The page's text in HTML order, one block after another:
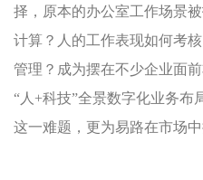
择，原本的办公室工作场景
计算？人的工作表现如何考
管理？成为摆在不少企业面
“人+科技”全景数字化业务布
这一难题，更为易路在市场中